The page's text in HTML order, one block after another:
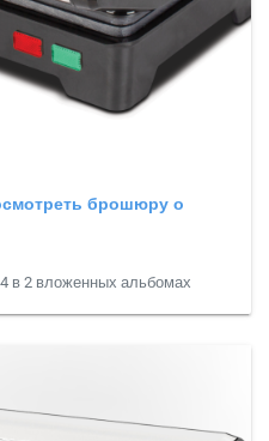
брошюру о
в 2 вложенных альбомах